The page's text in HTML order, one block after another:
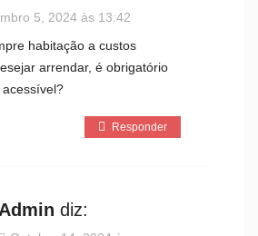
5, 2024 às 13:42
habitação a custos
arrendar, é obrigatório
Responder
Admin diz: